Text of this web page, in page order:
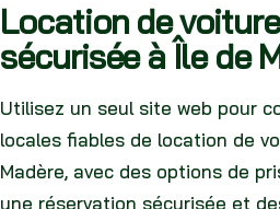
Location de
sécurisée à Île de
Utilisez un seul site web pour
locales fiables de location de
Madère, avec des options de
une réservation sécurisée et